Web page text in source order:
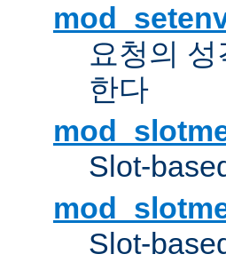
요청의
한다
Slot-
Slot-